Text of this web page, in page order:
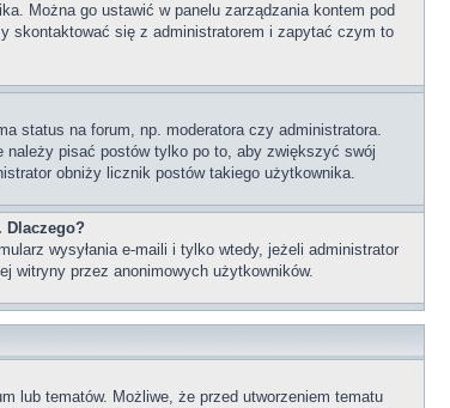
Można go ustawić w panelu zarządzania kontem pod
skontaktować się z administratorem i zapytać czym to
status na forum, np. moderatora czy administratora.
należy pisać postów tylko po to, aby zwiększyć swój
obniży licznik postów takiego użytkownika.
Dlaczego?
wysyłania e-maili i tylko wtedy, jeżeli administrator
witryny przez anonimowych użytkowników.
lub tematów. Możliwe, że przed utworzeniem tematu